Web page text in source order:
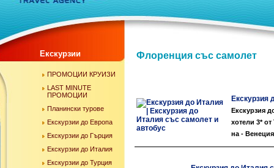
Екскурзии
ПРОМОЦИИ КРУИЗИ
LAST MINUTE
ПРОМОЦИИ
Планински турове
Екскурзии до Европа
Екскурзии до Гърция
Екскурзии до Италия
Екскурзии до Турция
Флоренция със самолет
Екскурзия
Екскурзия
хотели 3*
на -